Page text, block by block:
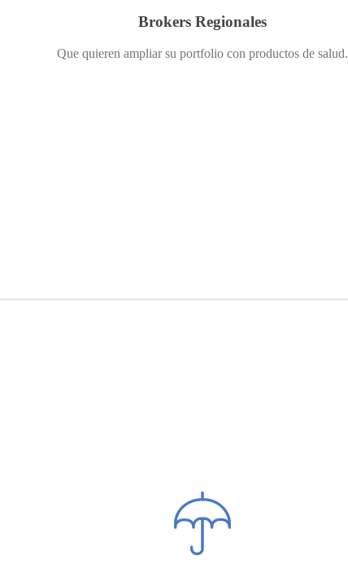
Brokers Regionales
Que quieren ampliar su portfolio con productos de salud.